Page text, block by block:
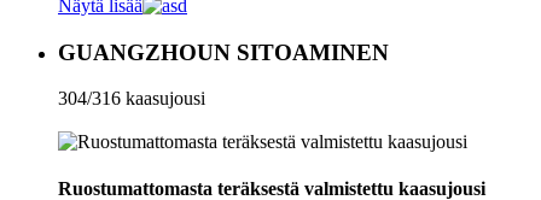
Näytä lisää
GUANGZHOUN SITOAMINEN
304/316 kaasujousi
Ruostumattomasta teräksestä valmistettu kaasujousi